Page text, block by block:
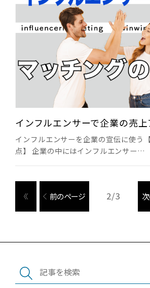
インフルエンサーで企業の売
インフルエンサーを企業の宣伝に使う
点】 企業の中にはインフルエンサー…
前のページ 2/3